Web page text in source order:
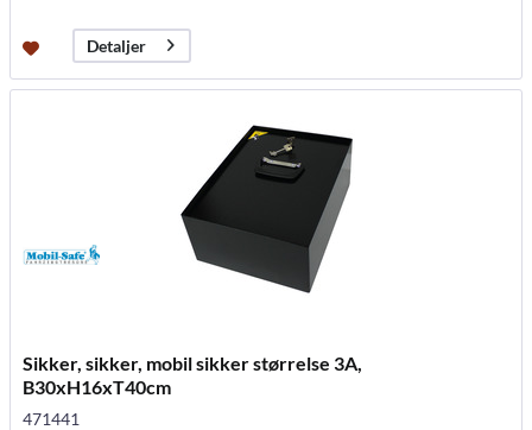
Detaljer
Sikker, sikker, mobil sikker størrelse 3A,
B30xH16xT40cm
471441